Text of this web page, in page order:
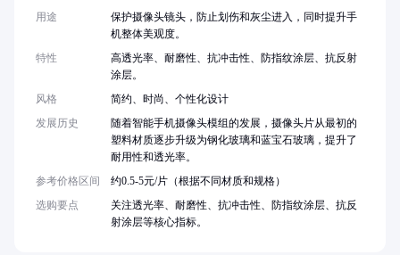
用途
保护摄像头镜头，防止划伤和灰尘进入，同时提升手
机整体美观度。
特性
高透光率、耐磨性、抗冲击性、防指纹涂层、抗反射
涂层。
风格
简约、时尚、个性化设计
发展历史
随着智能手机摄像头模组的发展，摄像头片从最初的
塑料材质逐步升级为钢化玻璃和蓝宝石玻璃，提升了
耐用性和透光率。
参考价格区间
约0.5-5元/片（根据不同材质和规格）
选购要点
关注透光率、耐磨性、抗冲击性、防指纹涂层、抗反
射涂层等核心指标。